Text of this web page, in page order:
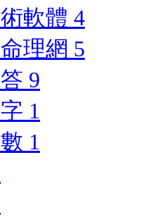
軟體 4
理網 5
9
1
1